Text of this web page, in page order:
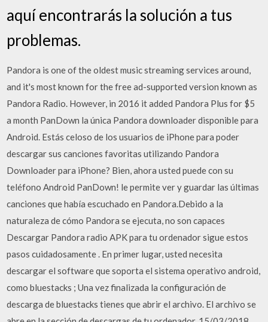
aquí encontrarás la solución a tus
problemas.
Pandora is one of the oldest music streaming services around,
and it's most known for the free ad-supported version known as
Pandora Radio. However, in 2016 it added Pandora Plus for $5
a month PanDown la única Pandora downloader disponible para
Android. Estás celoso de los usuarios de iPhone para poder
descargar sus canciones favoritas utilizando Pandora
Downloader para iPhone? Bien, ahora usted puede con su
teléfono Android PanDown! le permite ver y guardar las últimas
canciones que había escuchado en Pandora.Debido a la
naturaleza de cómo Pandora se ejecuta, no son capaces
Descargar Pandora radio APK para tu ordenador sigue estos
pasos cuidadosamente . En primer lugar, usted necesita
descargar el software que soporta el sistema operativo android,
como bluestacks ; Una vez finalizada la configuración de
descarga de bluestacks tienes que abrir el archivo. El archivo se